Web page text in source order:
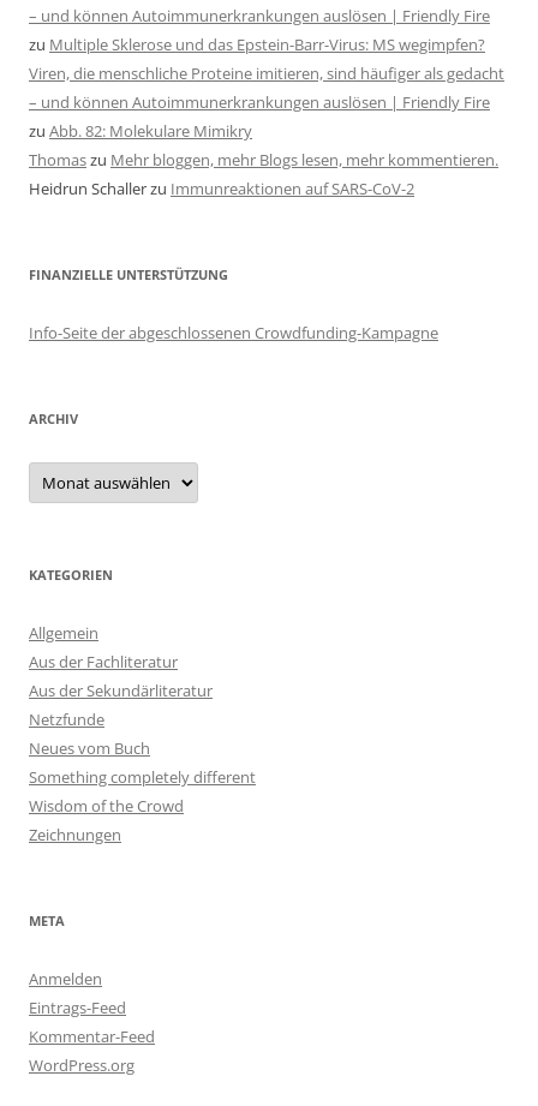
– und können Autoimmunerkrankungen auslösen | Friendly Fire
zu Multiple Sklerose und das Epstein-Barr-Virus: MS wegimpfen?
Viren, die menschliche Proteine imitieren, sind häufiger als gedacht
– und können Autoimmunerkrankungen auslösen | Friendly Fire
zu Abb. 82: Molekulare Mimikry
Thomaszu Mehr bloggen, mehr Blogs lesen, mehr kommentieren.
Heidrun Schallerzu Immunreaktionen auf SARS-CoV-2
FINANZIELLE UNTERSTÜTZUNG
Info-Seite der abgeschlossenen Crowdfunding-Kampagne
ARCHIV
Archiv
KATEGORIEN
Allgemein
Aus der Fachliteratur
Aus der Sekundärliteratur
Netzfunde
Neues vom Buch
Something completely different
Wisdom of the Crowd
Zeichnungen
META
Anmelden
Eintrags-Feed
Kommentar-Feed
WordPress.org